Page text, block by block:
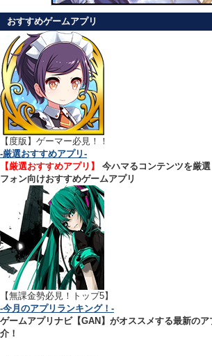
おすすめゲームアプリ
【 度版】ゲーマー必見！！
-厳選おすすめアプリ-
【厳選おすすめアプリ】
今ハマるコンテンツを厳
フォン向けおすすめゲームアプリ
【無課金勢必見！トップ5】
-今月のアプリランキング！-
ゲームアプリナビ【GAN】がオススメする最新の
介！